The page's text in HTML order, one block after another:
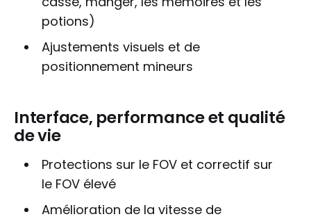
potions)
Ajustements visuels et de
positionnement mineurs
Interface, performance et qualité
de vie
Protections sur le FOV et correctif sur
le FOV élevé
Amélioration de la vitesse de